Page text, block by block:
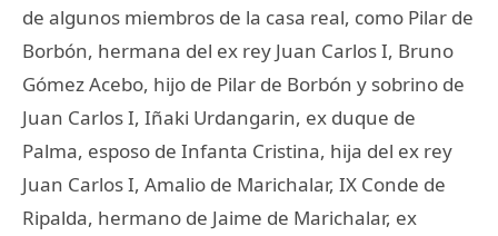
de algunos miembros de la casa real, como Pilar de
Borbón, hermana del ex rey Juan Carlos I, Bruno
Gómez Acebo, hijo de Pilar de Borbón y sobrino de
Juan Carlos I, Iñaki Urdangarin, ex duque de
Palma, esposo de Infanta Cristina, hija del ex rey
Juan Carlos I, Amalio de Marichalar, IX Conde de
Ripalda, hermano de Jaime de Marichalar, ex